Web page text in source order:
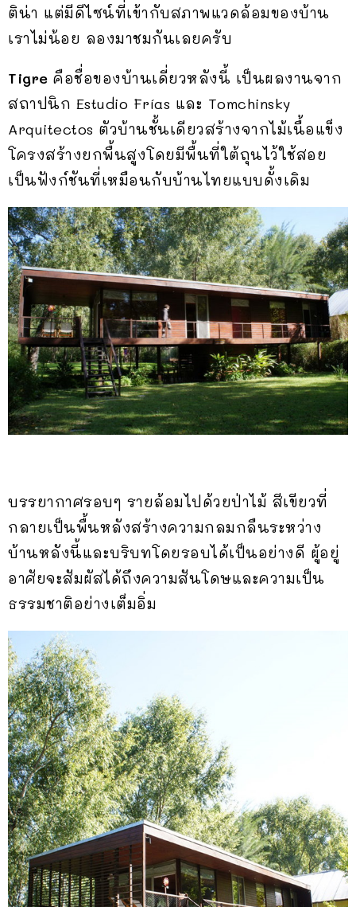
ติน่า แต่มีดีไซน์ที่เข้ากับสภาพแวดล้อมของบ้าน
เราไม่น้อย ลองมาชมกันเลยครับ
Tigre คือชื่อของบ้านเดี่ยวหลังนี้ เป็นผลงานจาก
สถาปนิก Estudio Frías และ Tomchinsky
Arquitectos ตัวบ้านชั้นเดียวสร้างจากไม้เนื้อแข็ง
โครงสร้างยกพื้นสูงโดยมีพื้นที่ใต้ถุนไว้ใช้สอย
เป็นฟังก์ชันที่เหมือนกับบ้านไทยแบบดั้งเดิม
บรรยากาศรอบๆ รายล้อมไปด้วยป่าไม้ สีเขียวที่
กลายเป็นพื้นหลังสร้างความกลมกลืนระหว่าง
บ้านหลังนี้และบริบทโดยรอบได้เป็นอย่างดี ผู้อยู่
อาศัยจะสัมผัสได้ถึงความสันโดษและความเป็น
ธรรมชาติอย่างเต็มอิ่ม